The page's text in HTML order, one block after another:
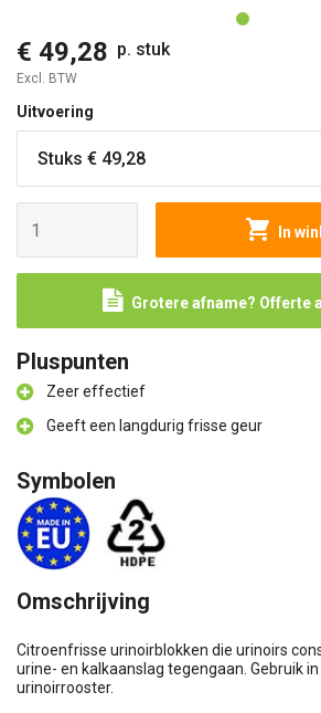
€ 49,28 p. stuk
Excl. BTW
Uitvoering
In
Grotere afname? Offerte
Pluspunten
Zeer effectief
Geeft een langdurig frisse geur
Symbolen
Omschrijving
Citroenfrisse urinoirblokken die urinoirs
urine- en kalkaanslag tegengaan. Gebruik
urinoirrooster.